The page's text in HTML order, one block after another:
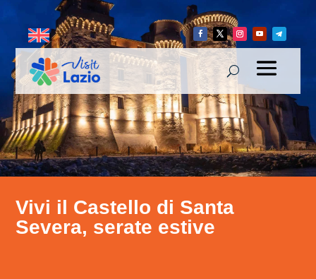
Vivi il Castello di Santa
Severa, serate estive